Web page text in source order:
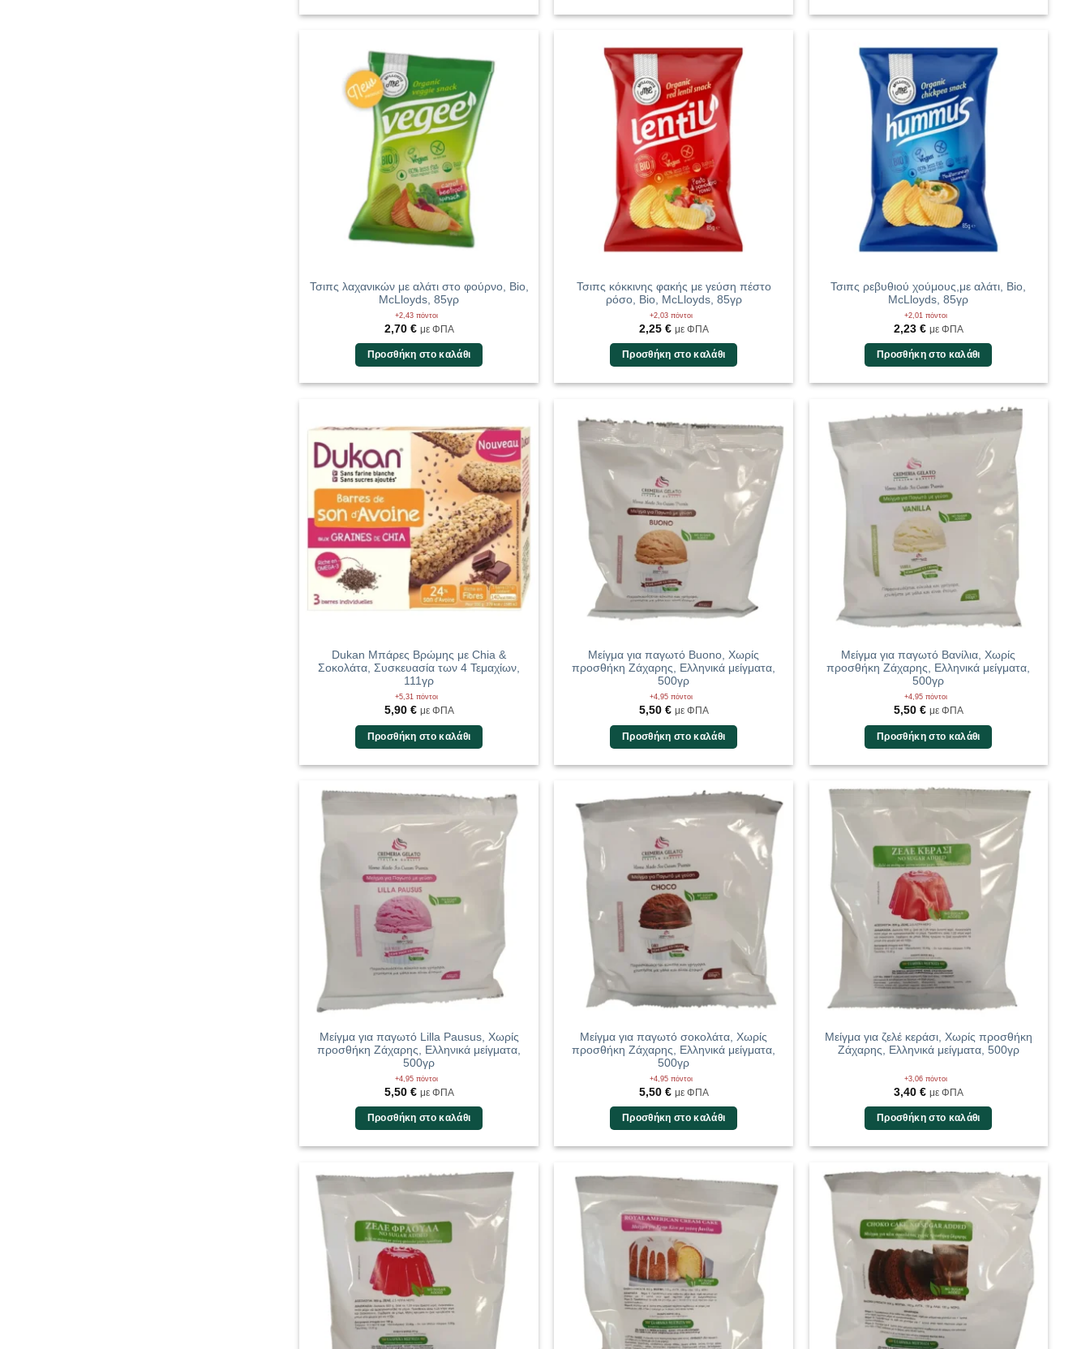
Τσιπς λαχανικών με αλάτι στο φούρνο, Bio,
McLloyds, 85γρ
+2,43 πόντοι
2,70 € με ΦΠΑ
Προσθήκη στο καλάθι
Τσιπς κόκκινης φακής με γεύση πέστο
ρόσο, Bio, McLloyds, 85γρ
+2,03 πόντοι
2,25 € με ΦΠΑ
Προσθήκη στο καλάθι
Τσιπς ρεβυθιού χούμους,με αλάτι, Bio,
McLloyds, 85γρ
+2,01 πόντοι
2,23 € με ΦΠΑ
Προσθήκη στο καλάθι
Dukan Μπάρες Βρώμης με Chia &
Σοκολάτα, Συσκευασία των 4 Τεμαχίων,
111γρ
+5,31 πόντοι
5,90 € με ΦΠΑ
Προσθήκη στο καλάθι
Μείγμα για παγωτό Buono, Χωρίς
προσθήκη Ζάχαρης, Ελληνικά μείγματα,
500γρ
+4,95 πόντοι
5,50 € με ΦΠΑ
Προσθήκη στο καλάθι
Μείγμα για παγωτό Βανίλια, Χωρίς
προσθήκη Ζάχαρης, Ελληνικά μείγματα,
500γρ
+4,95 πόντοι
5,50 € με ΦΠΑ
Προσθήκη στο καλάθι
Μείγμα για παγωτό Lilla Pausus, Χωρίς
προσθήκη Ζάχαρης, Ελληνικά μείγματα,
500γρ
+4,95 πόντοι
5,50 € με ΦΠΑ
Προσθήκη στο καλάθι
Μείγμα για παγωτό σοκολάτα, Χωρίς
προσθήκη Ζάχαρης, Ελληνικά μείγματα,
500γρ
+4,95 πόντοι
5,50 € με ΦΠΑ
Προσθήκη στο καλάθι
Μείγμα για ζελέ κεράσι, Χωρίς προσθήκη
Ζάχαρης, Ελληνικά μείγματα, 500γρ
+3,06 πόντοι
3,40 € με ΦΠΑ
Προσθήκη στο καλάθι